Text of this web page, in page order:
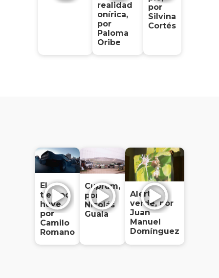
realidad
onírica,
por
Paloma
Oribe
por
Silvina
Cortés
El
tiempo
huye,
por
Camilo
Romano
Cuprum,
por
Nicolás
Guala
Alerta
verde, por
Juan
Manuel
Domínguez